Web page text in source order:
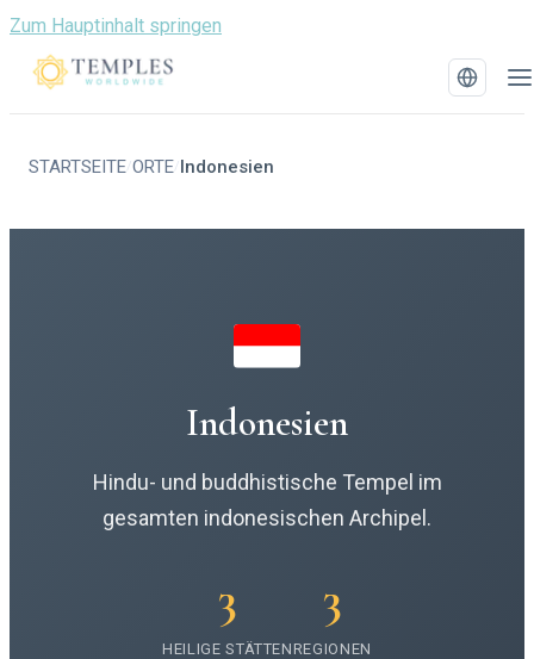
Zum Hauptinhalt springen
STARTSEITE/ORTE/ Indonesien
Indonesien
Hindu- und buddhistische Tempel im
gesamten indonesischen Archipel.
3
HEILIGE STÄTTEN
3
REGIONEN